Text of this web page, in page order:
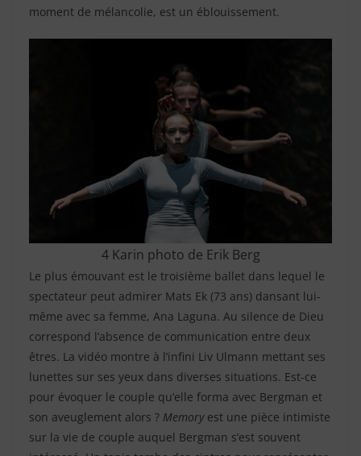
moment de mélancolie, est un éblouissement.
4 Karin photo de Erik Berg
Le plus émouvant est le troisième ballet dans lequel le
spectateur peut admirer Mats Ek (73 ans) dansant lui-
même avec sa femme, Ana Laguna. Au silence de Dieu
correspond l’absence de communication entre deux
êtres. La vidéo montre à l’infini Liv Ulmann mettant ses
lunettes sur ses yeux dans diverses situations. Est-ce
pour évoquer le couple qu’elle forma avec Bergman et
son aveuglement alors ? Memory est une pièce intimiste
sur la vie de couple auquel Bergman s’est souvent